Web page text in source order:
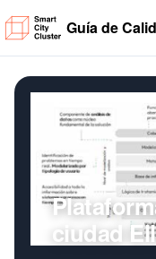
Guía de
ciudad